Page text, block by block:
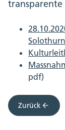
Solothurn
pdf)
Zurück